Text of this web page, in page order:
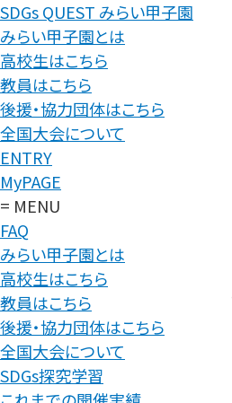
SDGs QUEST みらい甲子園
みらい甲子園とは
高校生はこちら
教員はこちら
後援・協力団体はこちら
全国大会について
ENTRY
MyPAGE
= MENU
FAQ
みらい甲子園とは
高校生はこちら
教員はこちら
後援・協力団体はこちら
全国大会について
SDGs探究学習